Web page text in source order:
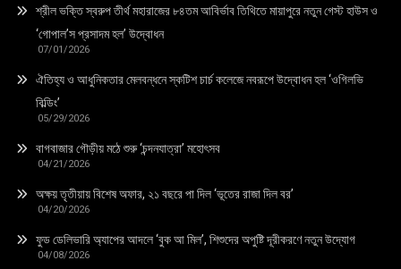
শ্রীল ভক্তি স্বরুপ তীর্থ মহারাজের ৮৪তম আবির্ভাব তিথিতে মায়াপুরে নতুন গেস্ট হাউস ও
‘গোপাল’স প্রসাদম হল’ উদ্বোধন
07/01/2026
ঐতিহ্য ও আধুনিকতার মেলবন্ধনে স্কটিশ চার্চ কলেজে নবরূপে উদ্বোধন হল ‘ওগিলভি
বিল্ডিং’
05/29/2026
বাগবাজার গৌড়ীয় মঠে শুরু ‘চন্দনযাত্রা’ মহোৎসব
04/21/2026
অক্ষয় তৃতীয়ায় বিশেষ অফার, ২১ বছরে পা দিল ‘ভূতের রাজা দিল বর’
04/20/2026
ফুড ডেলিভারি অ্যাপের আদলে ‘বুক আ মিল’, শিশুদের অপুষ্টি দূরীকরণে নতুন উদ্যোগ
04/08/2026